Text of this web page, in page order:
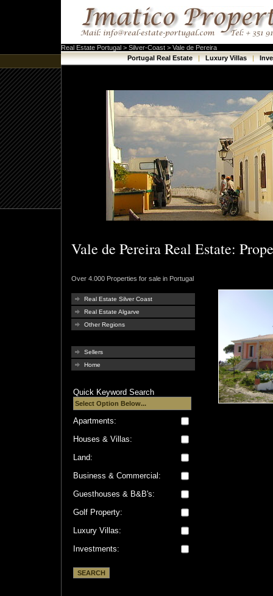
Real Estate Portugal > Silver-Coast > Vale de Pereira
Portugal Real Estate | Luxury Villas |
Vale de Pereira Real Estate:
Over 4.000 Properties for sale in Portugal
Real Estate Silver Coast
Real Estate Algarve
Other Regions
Sellers
Home
Quick Keyword Search
Apartments:
Houses & Villas:
Land:
Business & Commercial:
Guesthouses & B&B's:
Golf Property:
Luxury Villas:
Investments: